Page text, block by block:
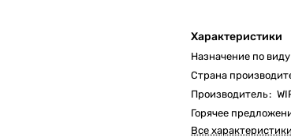
Характеристики
Назначение по
Страна
Производитель:
Горячее
Все характеристики